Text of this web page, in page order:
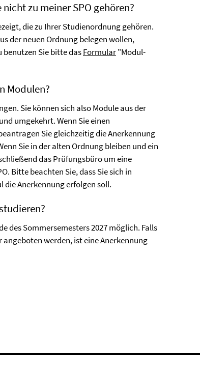
zu meiner SPO gehören?
die zu Ihrer Studienordnung gehören.
der neuen Ordnung belegen wollen,
benutzen Sie bitte dasFormular"Modul-
Modulen?
Sie können sich also Module aus der
umgekehrt. Wenn Sie einen
Sie gleichzeitig die Anerkennung
Sie in der alten Ordnung bleiben und ein
das Prüfungsbüro um eine
Bitte beachten Sie, dass Sie sich in
die Anerkennung erfolgen soll.
des Sommersemesters 2027 möglich. Falls
werden, ist eine Anerkennung